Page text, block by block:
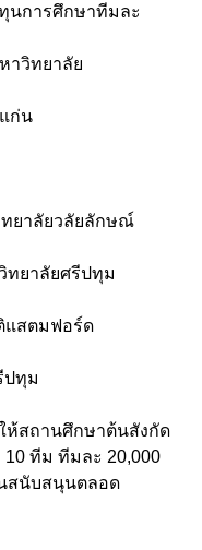
นการศึกษาทีมละ
าวิทยาลัย
ก่น
ทยาลัยวลัยลักษณ์
ทยาลัยศรีปทุม
แสตมฟอร์ด
ปทุม
ห้สถานศึกษาต้นสังกัด
ทีม ทีมละ 20,000
สนับสนุนตลอด